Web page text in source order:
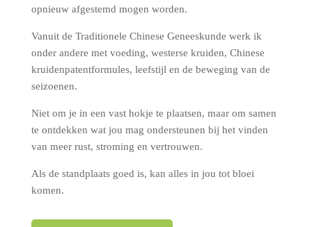
opnieuw afgestemd mogen worden.
Vanuit de Traditionele Chinese Geneeskunde werk ik
onder andere met voeding, westerse kruiden, Chinese
kruidenpatentformules, leefstijl en de beweging van de
seizoenen.
Niet om je in een vast hokje te plaatsen, maar om samen
te ontdekken wat jou mag ondersteunen bij het vinden
van meer rust, stroming en vertrouwen.
Als de standplaats goed is, kan alles in jou tot bloei
komen.